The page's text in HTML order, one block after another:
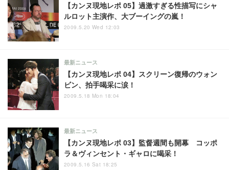
【カンヌ現地レポ 05】過激すぎる性描写にシャ
ルロット主演作、大ブーイングの嵐！
2009.5.20 Wed 12:03
【カンヌ現地レポ 04】スクリーン復帰のウォン
ビン、拍手喝采に涙！
最新ニュース
2009.5.18 Mon 18:04
【カンヌ現地レポ 03】監督週間も開幕 コッポ
ラ＆ヴィンセント・ギャロに喝采！
最新ニュース
2009.5.16 Sat 18:25